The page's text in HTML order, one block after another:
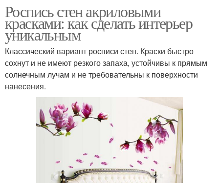
Роспись стен акриловыми
красками: как сделать интерьер
уникальным
Классический вариант росписи стен. Краски быстро
сохнут и не имеют резкого запаха, устойчивы к прямым
солнечным лучам и не требовательны к поверхности
нанесения.